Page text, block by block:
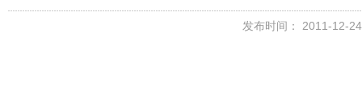
发布时间： 2011-12-